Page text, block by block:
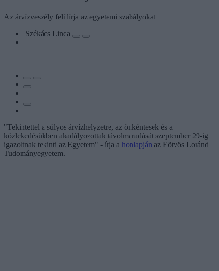
Az árvízveszély felülírja az egyetemi szabályokat.
Székács Linda
"Tekintettel a súlyos árvízhelyzetre, az önkéntesek és a
közlekedésükben akadályozottak távolmaradását szeptember 29-ig
igazoltnak tekinti az Egyetem" - írja a honlapján az Eötvös Loránd
Tudományegyetem.